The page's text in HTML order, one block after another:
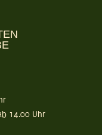
14.00 Uhr